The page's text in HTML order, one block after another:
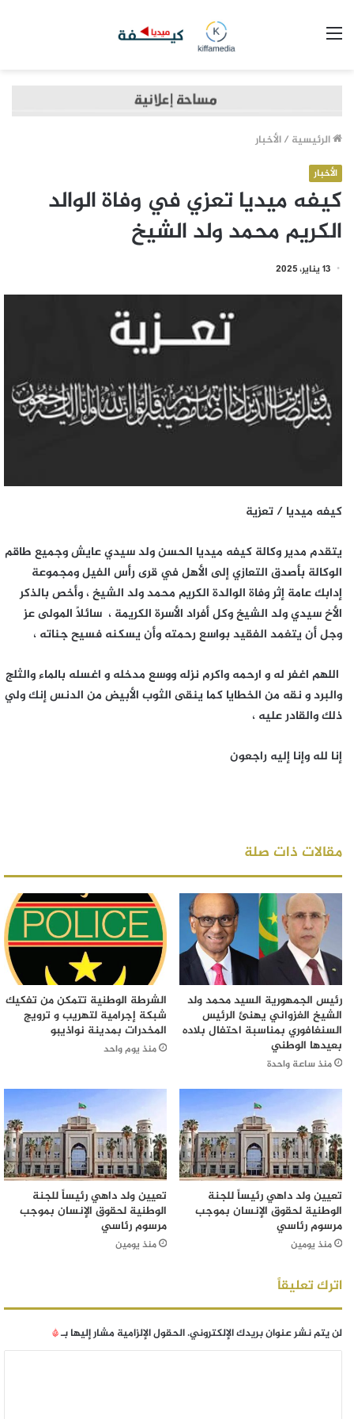
الرئيسية /الأخبار
الأخبار
كيفه ميديا تعزي في وفاة الوالد
الكريم محمد ولد الشيخ
13 يناير، 2025
كيفه ميديا / تعزية
يتقدم مدير وكالة كيفه ميديا الحسن ولد سيدي عايش وجميع طاقم
الوكالة بأصدق التعازي إلى الأهل في قرى رأس الفيل ومجموعة
إدابك عامة إثر وفاة الوالدة الكريم محمد ولد الشيخ ، وأخص بالذكر
الأخ سيدي ولد الشيخ وكل أفراد الأسرة الكريمة ، سائلاً المولى عز
وجل أن يتغمد الفقيد بواسع رحمته وأن يسكنه فسيح جناته ،
اللهم اغفر له و ارحمه واكرم نزله ووسع مدخله و اغسله بالماء والثلج
والبرد و نقه من الخطايا كما ينقى الثوب الأبيض من الدنس إنك ولي
ذلك والقادر عليه ،
إنا لله وإنا إليه راجعون
مقالات ذات صلة
رئيس الجمهورية السيد محمد ولد
الشيخ الغزواني يهنئ الرئيس
السنغافوري بمناسبة احتفال بلاده
بعيدها الوطني
منذ ساعة واحدة
الشرطة الوطنية تتمكن من تفكيك
شبكة إجرامية لتهريب و ترويج
المخدرات بمدينة نواذيبو
منذ يوم واحد
تعيين ولد داهي رئيساً للجنة
الوطنية لحقوق الإنسان بموجب
مرسوم رئاسي
منذ يومين
تعيين ولد داهي رئيساً للجنة
الوطنية لحقوق الإنسان بموجب
مرسوم رئاسي
منذ يومين
اترك تعليقاً
لن يتم نشر عنوان بريدك الإلكتروني.الحقول الإلزامية مشار إليها بـ*